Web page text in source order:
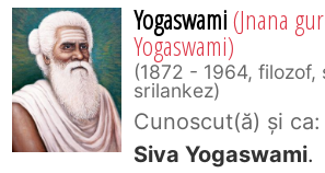
Yogaswami(Jnana
Yogaswami)
1872 - 1964,
srilankez
Cunoscut(ă) și ca:
Siva Yogaswami.